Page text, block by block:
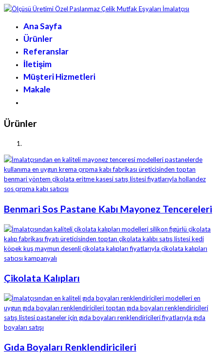
Ana Sayfa
Ürünler
Referanslar
İletişim
Müşteri Hizmetleri
Makale
Ürünler
Benmari Sos Pastane Kabı Mayonez Tencereleri
Çikolata Kalıpları
Gıda Boyaları Renklendiricileri